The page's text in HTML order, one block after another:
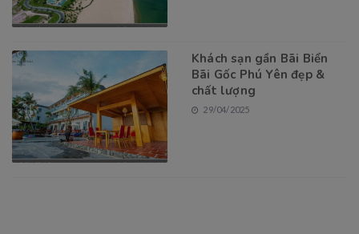
Khách sạn gần Bãi Biển
Bãi Gốc Phú Yên đẹp &
chất lượng
29/04/2025